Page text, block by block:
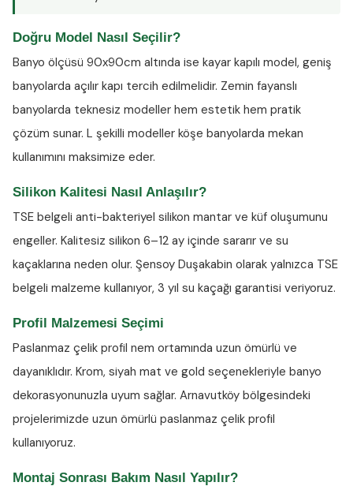
Doğru Model Nasıl Seçilir?
Banyo ölçüsü 90x90cm altında ise kayar kapılı model, geniş
banyolarda açılır kapı tercih edilmelidir. Zemin fayanslı
banyolarda teknesiz modeller hem estetik hem pratik
çözüm sunar. L şekilli modeller köşe banyolarda mekan
kullanımını maksimize eder.
Silikon Kalitesi Nasıl Anlaşılır?
TSE belgeli anti-bakteriyel silikon mantar ve küf oluşumunu
engeller. Kalitesiz silikon 6–12 ay içinde sararır ve su
kaçaklarına neden olur. Şensoy Duşakabin olarak yalnızca TSE
belgeli malzeme kullanıyor, 3 yıl su kaçağı garantisi veriyoruz.
Profil Malzemesi Seçimi
Paslanmaz çelik profil nem ortamında uzun ömürlü ve
dayanıklıdır. Krom, siyah mat ve gold seçenekleriyle banyo
dekorasyonunuzla uyum sağlar. Arnavutköy bölgesindeki
projelerimizde uzun ömürlü paslanmaz çelik profil
kullanıyoruz.
Montaj Sonrası Bakım Nasıl Yapılır?